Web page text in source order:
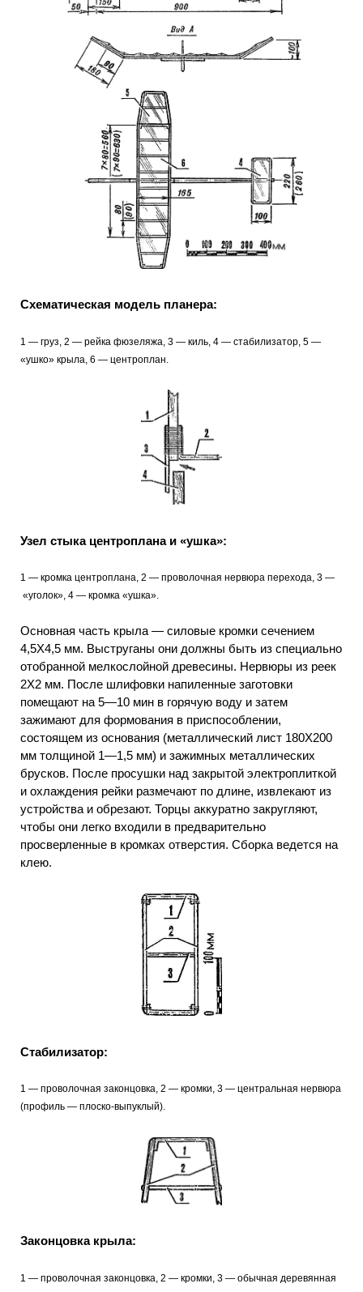
Схематическая модель планера:
1 — груз, 2 — рейка фюзеляжа, 3 — киль, 4 — стабилизатор, 5 —
«ушко» крыла, 6 — центроплан.
Узел стыка центроплана и «ушка»:
1 — кромка центроплана, 2 — проволочная нервюра перехода, 3 —
«уголок», 4 — кромка «ушка».
Основная часть крыла — силовые кромки сечением
4,5X4,5 мм. Выструганы они должны быть из специально
отобранной мелкослойной древесины. Нервюры из реек
2X2 мм. После шлифовки напиленные заготовки
помещают на 5—10 мин в горячую воду и затем
зажимают для формования в приспособлении,
состоящем из основания (металлический лист 180X200
мм толщиной 1—1,5 мм) и зажимных металлических
брусков. После просушки над закрытой электроплиткой
и охлаждения рейки размечают по длине, извлекают из
устройства и обрезают. Торцы аккуратно закругляют,
чтобы они легко входили в предварительно
просверленные в кромках отверстия. Сборка ведется на
клею.
Стабилизатор:
1 — проволочная законцовка, 2 — кромки, 3 — центральная нервюра
(профиль — плоско-выпуклый).
Законцовка крыла:
1 — проволочная законцовка, 2 — кромки, 3 — обычная деревянная